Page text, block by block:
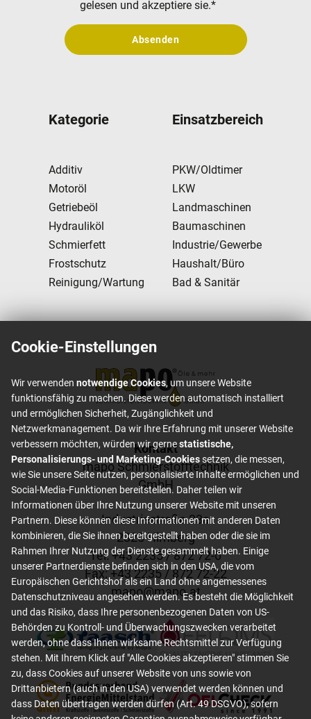
Kategorie
Additiv
Motoröl
Getriebeöl
Hydrauliköl
Schmierfett
Frostschutz
Reinigung/Wartung
Einsatzbereich
PKW/Oldtimer
LKW
Landmaschinen
Baumaschinen
Industrie/Gewerbe
Haushalt/Büro
Bad & Sanitär
gelesen und akzeptiere sie.*
Absenden
Footer content
Kontakt
mapo Schmierstofftechnik
GmbH
Industriestraße 23a
2325 Himberg
Tel: +43 2235 / 872 72-0
Fax: +43 2235 / 872 72-22
mapo@mapo.at
Cookie-Einstellungen
Wir verwenden notwendige Cookies, um unsere Website
funktionsfähig zu machen. Diese werden automatisch installiert
und ermöglichen Sicherheit, Zugänglichkeit und
Netzwerkmanagement. Da wir Ihre Erfahrung mit unserer Website
verbessern möchten, würden wir gernestatistische,
Personalisierungs- und Marketing-Cookiessetzen, die messen,
wie Sie unsere Seite nutzen, personalisierte Inhalte ermöglichen und
Social-Media-Funktionen bereitstellen. Daher teilen wir
Informationen über Ihre Nutzung unserer Website mit unseren
Partnern. Diese können diese Informationen mit anderen Daten
kombinieren, die Sie ihnen bereitgestellt haben oder die sie im
Rahmen Ihrer Nutzung der Dienste gesammelt haben. Einige
unserer Partnerdienste befinden sich in den USA, die vom
Europäischen Gerichtshof als ein Land ohne angemessenes
Datenschutzniveau angesehen werden. Es besteht die Möglichkeit
und das Risiko, dass Ihre personenbezogenen Daten von US-
Behörden zu Kontroll- und Überwachungszwecken verarbeitet
werden, ohne dass Ihnen wirksame Rechtsmittel zur Verfügung
stehen. Mit Ihrem Klick auf "Alle Cookies akzeptieren" stimmen Sie
zu, dass Cookies auf unserer Website von uns sowie von
Drittanbietern (auch in den USA) verwendet werden können und
dass Daten übertragen werden dürfen (Art. 49 DSGVO), sofern